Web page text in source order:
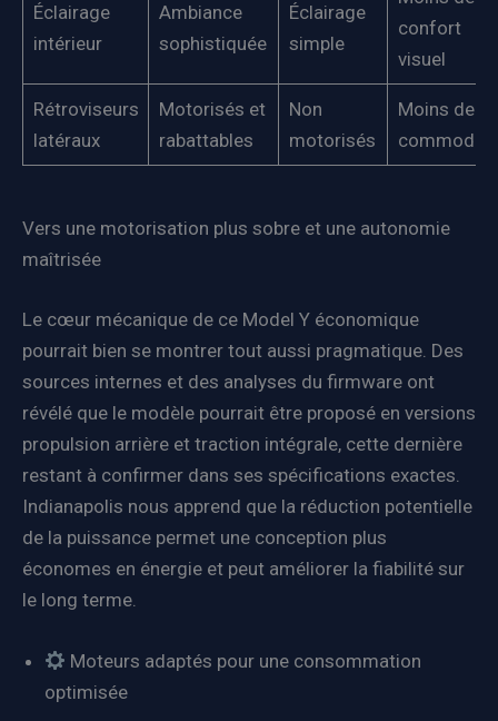
Éclairage
intérieur
Ambiance
sophistiquée
Éclairage
simple
confort
visuel
Rétroviseurs
latéraux
Motorisés et
rabattables
Non
motorisés
Moins de
commodité
Vers une motorisation plus sobre et une autonomie
maîtrisée
Le cœur mécanique de ce Model Y économique
pourrait bien se montrer tout aussi pragmatique. Des
sources internes et des analyses du firmware ont
révélé que le modèle pourrait être proposé en versions
propulsion arrière et traction intégrale, cette dernière
restant à confirmer dans ses spécifications exactes.
Indianapolis nous apprend que la réduction potentielle
de la puissance permet une conception plus
économes en énergie et peut améliorer la fiabilité sur
le long terme.
Moteurs adaptés pour une consommation
optimisée